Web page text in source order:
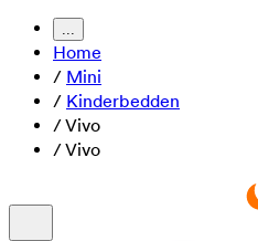
...
Home
/ Mini
/ Kinderbedden
/Vivo
/Vivo